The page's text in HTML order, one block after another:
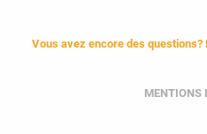
Vous avez encore des
MENTIONS